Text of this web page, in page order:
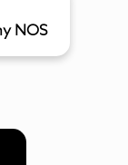
NOS